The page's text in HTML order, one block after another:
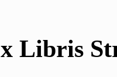
Libris